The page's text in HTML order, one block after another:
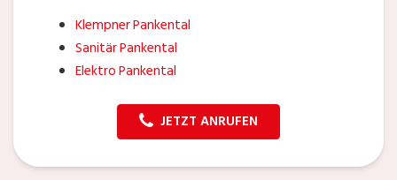
Klempner Pankental
Sanitär Pankental
Elektro Pankental
JETZT ANRUFEN